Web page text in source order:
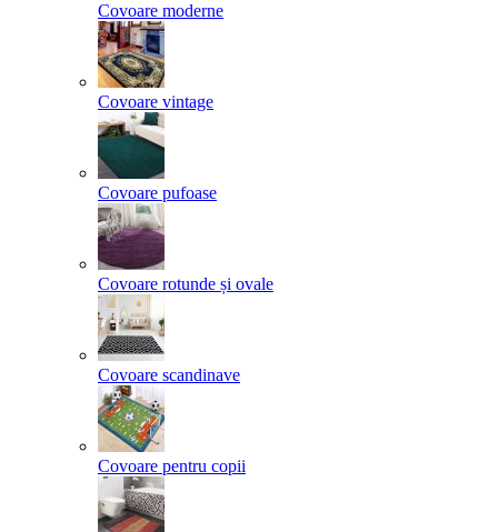
Covoare moderne
Covoare vintage
Covoare pufoase
Covoare rotunde și ovale
Covoare scandinave
Covoare pentru copii